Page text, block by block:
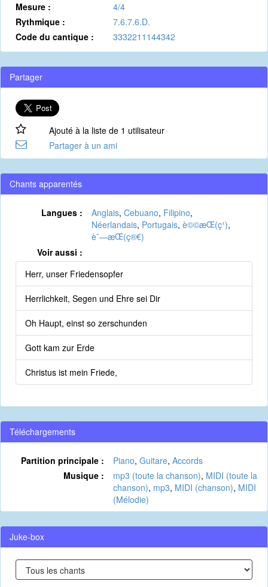
Mesure :
4/4
Rythmique :
7.6.7.6.D.
Code du cantique :
3332211144342
Partager
Ajouté à la liste de 1 utilisateur
Partager à un ami
Chants apparentés
Langues : Anglais, Cebuano, Filipino,
Néerlandais, Portugais, è©©æ­Œ(ç¹),
è¯—æ­Œ(ç®€)
Voir aussi :
Herr, unser Friedensopfer
Herrlichkeit, Segen und Ehre sei Dir
Oh Haupt, einst so zerschunden
Gott kam zur Erde
Christus ist mein Friede,
Téléchargements
Partition principale : Piano, Guitare, Accords
Musique :
mp3 (toute la chanson), MIDI (toute la
chanson), mp3, MIDI (chanson), MIDI
(Mélodie)
Juke-box